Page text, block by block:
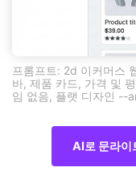
프롬프트: 2d 이커머스
바, 제품 카드, 가격 및
임 없음, 플랫 디자인 --
AI로 문라이